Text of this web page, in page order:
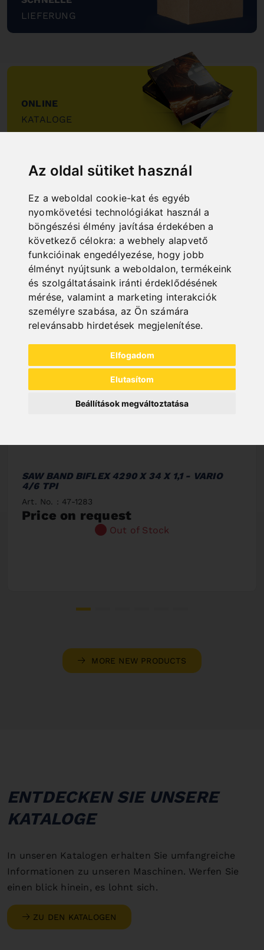
Az oldal sütiket használ
Ez a weboldal cookie-kat és egyéb
nyomkövetési technológiákat használ a
böngészési élmény javítása érdekében a
következő célokra: a webhely alapvető
funkcióinak engedélyezése, hogy jobb
élményt nyújtsunk a weboldalon,termékeink
és szolgáltatásaink iránti érdeklődésének
mérése, valamint a marketing interakciók
személyre szabása, az Ön számára
relevánsabb hirdetések megjelenítése.
Elfogadom
Elutasítom
Beállítások megváltoztatása
LIEFERUNG
"
ONLINE
KATALOGE
"
NEW PRODUCTS
SAW BAND BIFLEX 4290 X 34 X 1,1 - VARIO
4/6 TPI
Art. No. : 47-1283
Price on request
Out of Stock
MORE NEW PRODUCTS
ENTDECKEN SIE UNSERE
KATALOGE
In unseren Katalogen erhalten Sie umfangreiche
Informationen zu unseren Maschinen. Werfen Sie
einen blick hinein, es lohnt sich.
ZU DEN KATALOGEN